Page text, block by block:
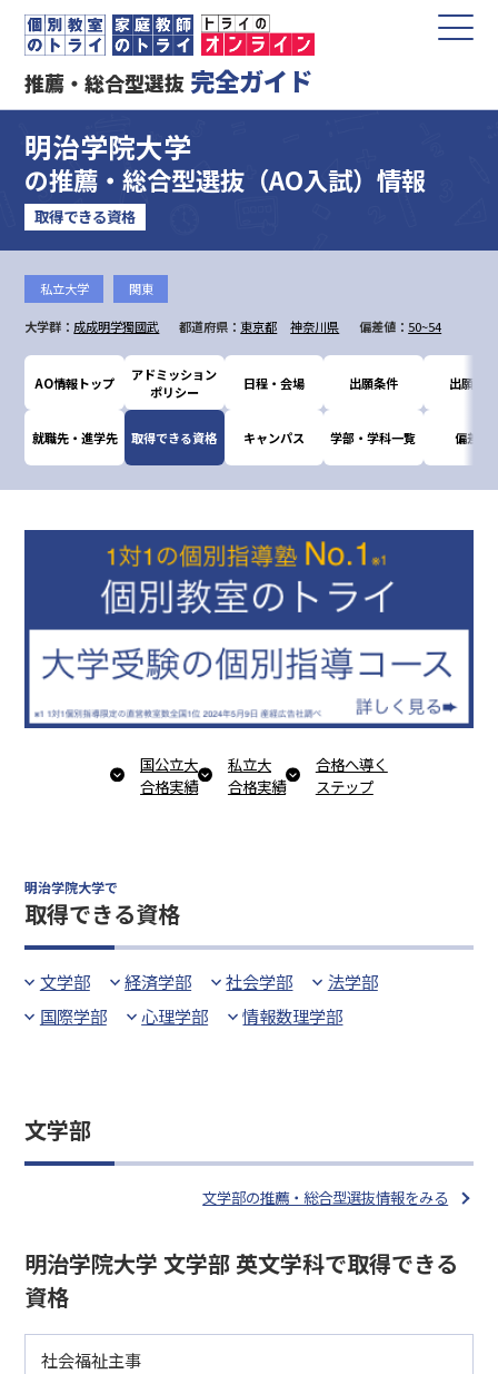
推薦・総合型選抜 完全ガイド
明治学院大学
の推薦・総合型選抜（AO入試）情報
取得できる資格
私立大学 関東
大学群：成成明学獨國武 都道府県： 東京都 神奈川県 偏差値： 50~54
AO情報トップ
アドミッション
ポリシー
日程・会場 出願条件 出願書類
就職先・進学先 取得できる資格 キャンパス 学部・学科一覧 偏差値
国公立大
合格実績
私立大
合格実績
合格へ導く
ステップ
明治学院大学で
取得できる資格
文学部 経済学部 社会学部
法学部
国際学部
心理学部 情報数理学部
文学部
文学部の推薦・総合型選抜情報をみる
明治学院大学 文学部 英文学科で取得できる
資格
社会福祉主事